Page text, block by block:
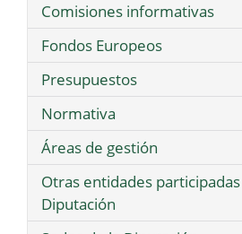
Comisiones informativas
Fondos Europeos
Presupuestos
Normativa
Áreas de gestión
Otras entidades
Diputación